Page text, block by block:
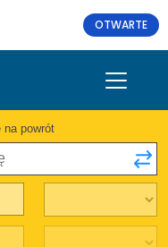
OTWARTE
na powrót